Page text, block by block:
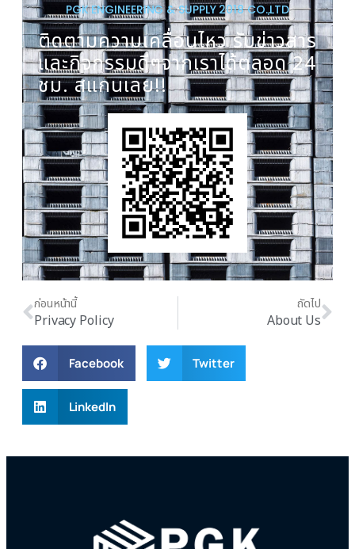
PGK ENGINEERING & SUPPLY 2018 CO.,LTD
ติดตามความเคลื่อนไหว รับข่าวสาร
และกิจกรรมดีๆจากเราได้ตลอด 24
ชม. สแกนเลย!!
ก่อนหน้านี้
Privacy Policy
ถัดไป
About Us
Facebook Twitter
LinkedIn